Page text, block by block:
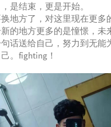
是结束，更是开始。
地方了，对这里现在更多
的地方更多的是憧憬，未
话送给自己，努力到无能
。fighting！